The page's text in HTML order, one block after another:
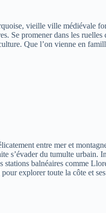
vieille ville médiévale
Se promener dans les
Que l’on vienne en
entre mer et
s’évader du tumulte
balnéaires comme
explorer toute la côte et